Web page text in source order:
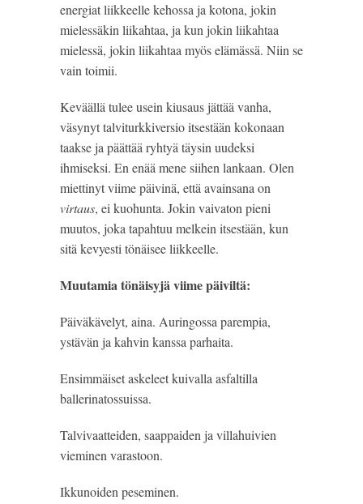
energiat liikkeelle kehossa ja kotona, jokin
mielessäkin liikahtaa, ja kun jokin liikahtaa
mielessä, jokin liikahtaa myös elämässä. Niin se
vain toimii.
Keväällä tulee usein kiusaus jättää vanha,
väsynyt talviturkkiversio itsestään kokonaan
taakse ja päättää ryhtyä täysin uudeksi
ihmiseksi. En enää mene siihen lankaan. Olen
miettinyt viime päivinä, että avainsana on
virtaus, ei kuohunta. Jokin vaivaton pieni
muutos, joka tapahtuu melkein itsestään, kun
sitä kevyesti tönäisee liikkeelle.
Muutamia tönäisyjä viime päiviltä:
Päiväkävelyt, aina. Auringossa parempia,
ystävän ja kahvin kanssa parhaita.
Ensimmäiset askeleet kuivalla asfaltilla
ballerinatossuissa.
Talvivaatteiden, saappaiden ja villahuivien
vieminen varastoon.
Ikkunoiden peseminen.